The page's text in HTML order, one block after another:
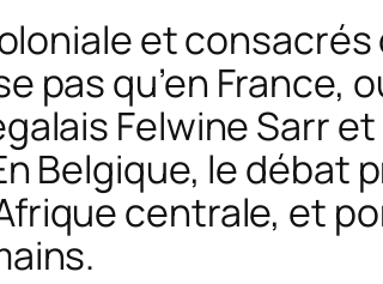
et
pas qu’en France,
Felwine Sarr
Belgique, le débat
centrale, et